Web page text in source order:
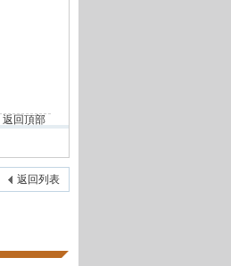
返回頂部
返回列表